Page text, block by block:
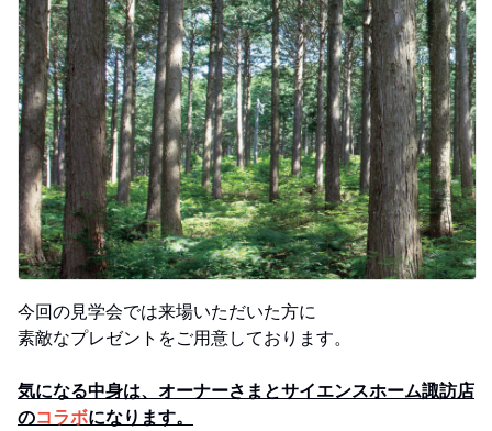
今回の見学会では来場いただいた方に
素敵なプレゼントをご用意しております。
気になる中身は、オーナーさまとサイエンスホーム諏訪店
のコラボになります。